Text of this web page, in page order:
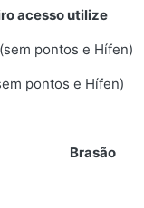
acesso utilize
pontos e Hífen)
pontos e Hífen)